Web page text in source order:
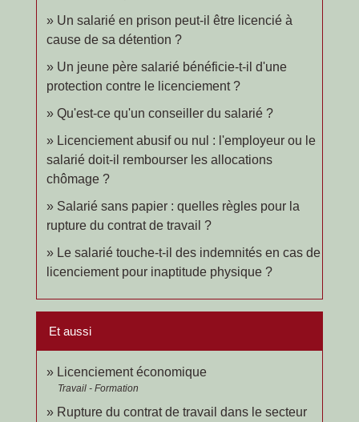
Un salarié en prison peut-il être licencié à
cause de sa détention ?
Un jeune père salarié bénéficie-t-il d'une
protection contre le licenciement ?
Qu'est-ce qu'un conseiller du salarié ?
Licenciement abusif ou nul : l'employeur ou le
salarié doit-il rembourser les allocations
chômage ?
Salarié sans papier : quelles règles pour la
rupture du contrat de travail ?
Le salarié touche-t-il des indemnités en cas de
licenciement pour inaptitude physique ?
Et aussi
Licenciement économique
Travail - Formation
Rupture du contrat de travail dans le secteur